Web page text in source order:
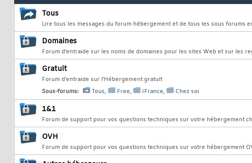
Tous
Lire tous les messages du forum hébergement et de tous les sous forums
Domaines
Forum d'entraide sur les noms de domaines pour les sites Web et sur les
Gratuit
Forum d'entraide sur l'Hébergement gratuit
Sous-forums:
Tous, Free, IFrance, Chez soi
1&1
Forum de support pour vos questions techniques sur votre hébergement
OVH
Forum de support pour vos questions techniques sur votre hébergement